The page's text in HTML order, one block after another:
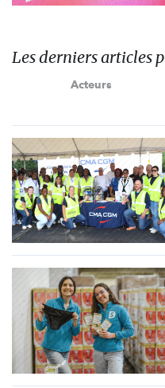
Les derniers articles
Acteurs